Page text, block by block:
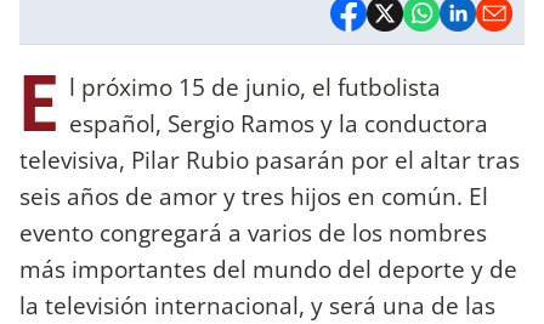
E l próximo 15 de junio, el futbolista
español, Sergio Ramos y la conductora
televisiva, Pilar Rubio pasarán por el altar tras
seis años de amor y tres hijos en común. El
evento congregará a varios de los nombres
más importantes del mundo del deporte y de
la televisión internacional, y será una de las